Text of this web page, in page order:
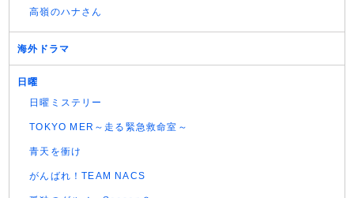
高嶺のハナさん
海外ドラマ
日曜
日曜ミステリー
TOKYO MER～走る緊急救命室～
青天を衝け
がんばれ！TEAM NACS